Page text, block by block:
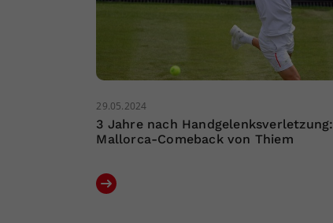
29.05.2024
3 Jahre nach Handgelenksverletzung:
Mallorca-Comeback von Thiem